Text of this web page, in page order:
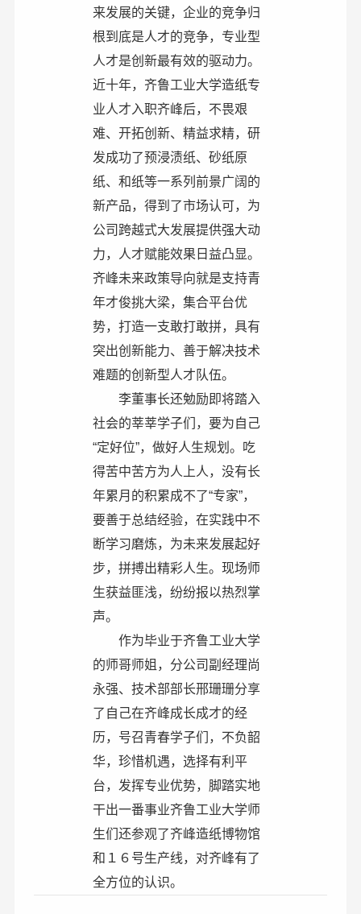
来发展的关键，企业的竞争归
根到底是人才的竞争，专业型
人才是创新最有效的驱动力。
近十年，齐鲁工业大学造纸专
业人才入职齐峰后，不畏艰
难、开拓创新、精益求精，研
发成功了预浸渍纸、砂纸原
纸、和纸等一系列前景广阔的
新产品，得到了市场认可，为
公司跨越式大发展提供强大动
力，人才赋能效果日益凸显。
齐峰未来政策导向就是支持青
年才俊挑大梁，集合平台优
势，打造一支敢打敢拼，具有
突出创新能力、善于解决技术
难题的创新型人才队伍。
李董事长还勉励即将踏入
社会的莘莘学子们，要为自己
“定好位”，做好人生规划。吃
得苦中苦方为人上人，没有长
年累月的积累成不了“专家”，
要善于总结经验，在实践中不
断学习磨炼，为未来发展起好
步，拼搏出精彩人生。现场师
生获益匪浅，纷纷报以热烈掌
声。
作为毕业于齐鲁工业大学
的师哥师姐，分公司副经理尚
永强、技术部部长邢珊珊分享
了自己在齐峰成长成才的经
历，号召青春学子们，不负韶
华，珍惜机遇，选择有利平
台，发挥专业优势，脚踏实地
干出一番事业齐鲁工业大学师
生们还参观了齐峰造纸博物馆
和１６号生产线，对齐峰有了
全方位的认识。